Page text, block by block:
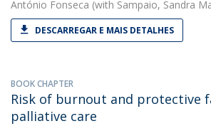
António Fonseca (with Sampaio, Sandra
DESCARREGAR E MAIS DETALHES
BOOK CHAPTER
Risk of burnout and protective
palliative care